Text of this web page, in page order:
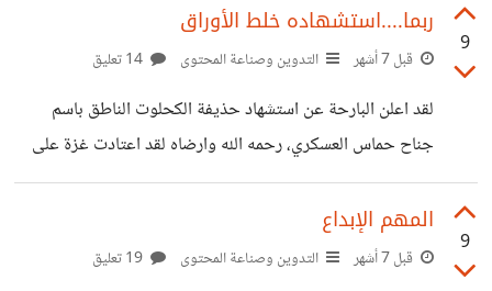
الان تقع في حب رجل ينفصل عن خطيبته، كانت في البداية
ترفض أي علاقة بيني وبينها بدعوى أنها خيانة، ترى ماهومفهوم
خيانة؟ لماذا حلل الله للرجل أربع نساء إذا كان حب الرجل مرة
ثانية لامرأة أخرى غير زوجته خيانة،والحب عند النساء
9
ربما....استشهاده خلط الأوراق
قبل 7 أشهر التدوين وصناعة المحتوى
لقد اعلن البارحة عن استشهاد حذيفة الكحلوت الناطق باسم
جناح حماس العسكري، رحمه الله وارضاه لقد اعتادت غزة على
زف أبنائها الأبرار شهداء تحتمل ألم الفراق وتودع كل يوم حر من
أحرارها، رغم اتفاقية وقف الحرب مايزال الاحتلال يواصل
خروقاته وكأن إعلان وقف الحرب كان غطاءا لخروقاته، حسبنا
9
المهم الإبداع
قبل 7 أشهر التدوين وصناعة المحتوى